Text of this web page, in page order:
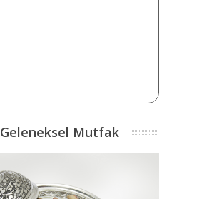
Geleneksel Mutfak